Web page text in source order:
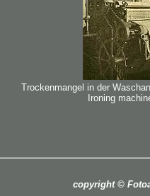
Trockenmangel in der
Ironing
copyright ©